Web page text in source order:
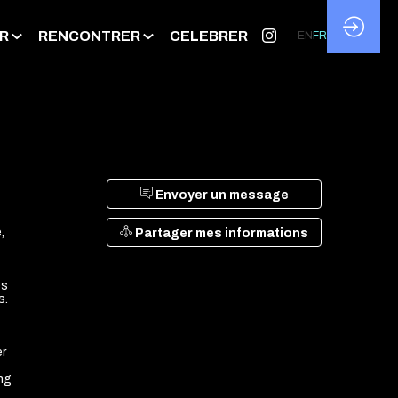
RENCONTRER CELEBRER EN FR
Envoyer un message
Partager mes informations